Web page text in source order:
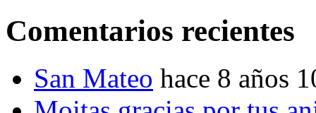
Comentarios recientes
San Mateo hace 8 años